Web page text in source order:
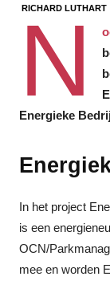
RICHARD LUTHART
N
Energieke
In het project
is een
OCN/
mee en worden